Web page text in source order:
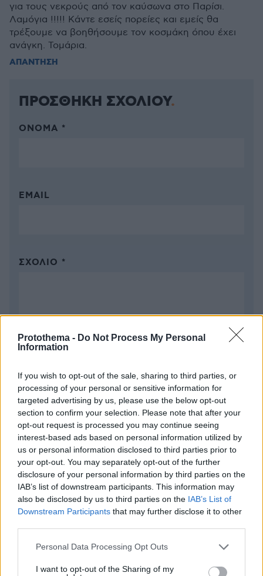
Protothema - Do Not Process My Personal
Information
If you wish to opt-out of the sale, sharing to third parties, or
processing of your personal or sensitive information for
targeted advertising by us, please use the below opt-out
section to confirm your selection. Please note that after your
opt-out request is processed you may continue seeing
interest-based ads based on personal information utilized by
us or personal information disclosed to third parties prior to
your opt-out. You may separately opt-out of the further
disclosure of your personal information by third parties on the
IAB’s list of downstream participants. This information may
also be disclosed by us to third parties on the IAB’s List of
Downstream Participants that may further disclose it to other
Please note that this website/app uses one or more Google
not limited to your visit or usage behaviour. You may click to
Personal Data Processing Opt Outs
I want to opt-out of the Sharing of my
για τους νεκρούς από τον καύσωνα στο Παρίσι.
Λαμόγια !!!!! Κάντε εσείς πορείες και εμείς θα
τρέξουμε να βοηθήσουμε τον κοσμάκη όπου έχει
ανάγκη. Τομάρια.
ΑΠΑΝΤΗΣΗ
ΠΡΟΣΘΗΚΗ ΣΧΟΛΙΟΥ
ΌΝΟΜΑ *
EMAIL
ΣΧΌΛΙΟ *
Απομένουν2500χαρακτήρες
* Υποχρεωτικά πεδία
ΡΟΗ ΕΙΔΗΣΕΩΝ
Ειδήσεις Δημοφιλή Σχολιασμένα